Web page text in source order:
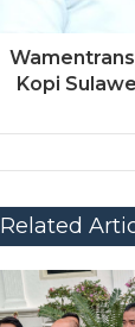
Kopi
Related